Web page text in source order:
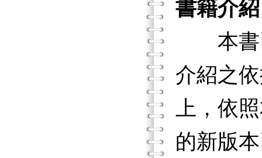
書籍介紹
本書已
介紹之
上，依
的新版